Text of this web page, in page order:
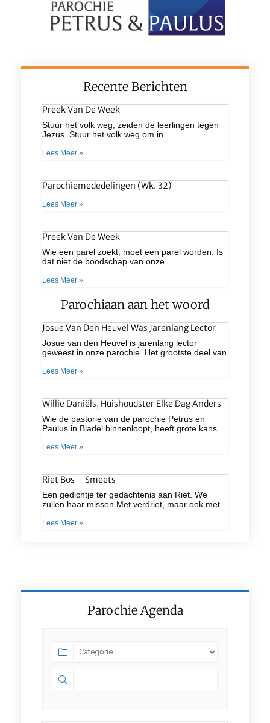
Recente Berichten
Preek Van De Week
Stuur het volk weg, zeiden de leerlingen tegen
Jezus. Stuur het volk weg om in
Lees Meer »
Parochiemededelingen (wk. 32)
Lees Meer »
Preek Van De Week
Wie een parel zoekt, moet een parel worden. Is
dat niet de boodschap van onze
Lees Meer »
Parochiaan aan het woord
Josue Van Den Heuvel Was Jarenlang Lector
Josue van den Heuvel is jarenlang lector
geweest in onze parochie. Het grootste deel van
Lees Meer »
Willie Daniëls, Huishoudster Elke Dag Anders
Wie de pastorie van de parochie Petrus en
Paulus in Bladel binnenloopt, heeft grote kans
Lees Meer »
Riet Bos – Smeets
Een gedichtje ter gedachtenis aan Riet. We
zullen haar missen Met verdriet, maar ook met
Lees Meer »
Parochie Agenda